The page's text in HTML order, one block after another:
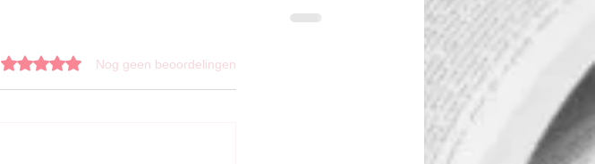
Beoordeeld met 0 uit 5 sterren.Nog geen beoordelingen